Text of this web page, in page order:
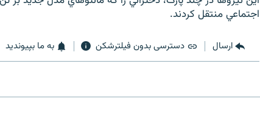
اجتماعي منتقل کردند.
ارسال دسترسی بدون فیلترشکن به ما بپیوندید